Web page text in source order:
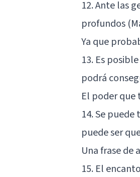
12. Ante las
profundos
Ya que
13. Es
podrá
El poder que
14. Se
puede ser
Una frase de
15. El